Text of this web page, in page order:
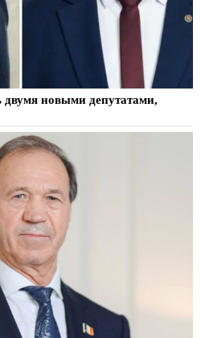
новыми депутатами,